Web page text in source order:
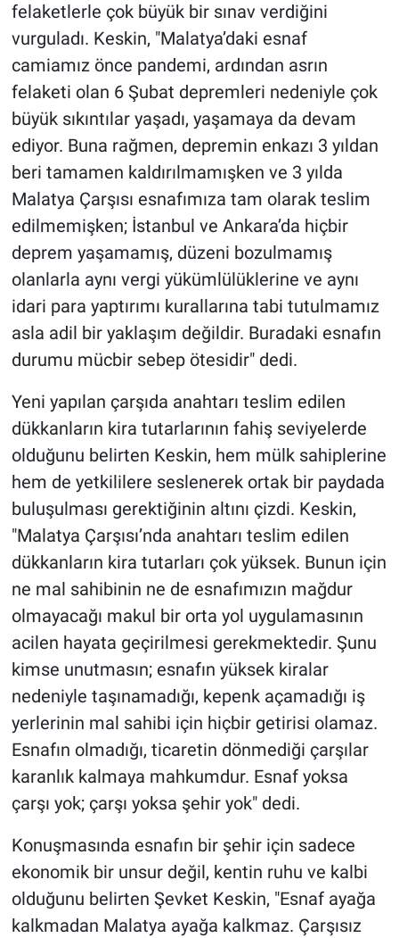
felaketlerle çok büyük bir sınav verdiğini
vurguladı. Keskin, "Malatya’daki esnaf
camiamız önce pandemi, ardından asrın
felaketi olan 6 Şubat depremleri nedeniyle çok
büyük sıkıntılar yaşadı, yaşamaya da devam
ediyor. Buna rağmen, depremin enkazı 3 yıldan
beri tamamen kaldırılmamışken ve 3 yılda
Malatya Çarşısı esnafımıza tam olarak teslim
edilmemişken; İstanbul ve Ankara’da hiçbir
deprem yaşamamış, düzeni bozulmamış
olanlarla aynı vergi yükümlülüklerine ve aynı
idari para yaptırımı kurallarına tabi tutulmamız
asla adil bir yaklaşım değildir. Buradaki esnafın
durumu mücbir sebep ötesidir" dedi.
Yeni yapılan çarşıda anahtarı teslim edilen
dükkanların kira tutarlarının fahiş seviyelerde
olduğunu belirten Keskin, hem mülk sahiplerine
hem de yetkililere seslenerek ortak bir paydada
buluşulması gerektiğinin altını çizdi. Keskin,
"Malatya Çarşısı’nda anahtarı teslim edilen
dükkanların kira tutarları çok yüksek. Bunun için
ne mal sahibinin ne de esnafımızın mağdur
olmayacağı makul bir orta yol uygulamasının
acilen hayata geçirilmesi gerekmektedir. Şunu
kimse unutmasın; esnafın yüksek kiralar
nedeniyle taşınamadığı, kepenk açamadığı iş
yerlerinin mal sahibi için hiçbir getirisi olamaz.
Esnafın olmadığı, ticaretin dönmediği çarşılar
karanlık kalmaya mahkumdur. Esnaf yoksa
çarşı yok; çarşı yoksa şehir yok" dedi.
Konuşmasında esnafın bir şehir için sadece
ekonomik bir unsur değil, kentin ruhu ve kalbi
olduğunu belirten Şevket Keskin, "Esnaf ayağa
kalkmadan Malatya ayağa kalkmaz. Çarşısız